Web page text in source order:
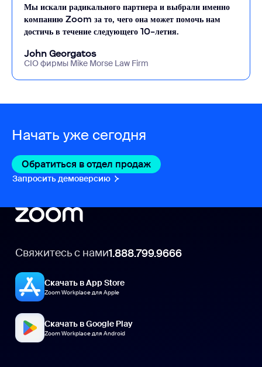
Мы искали радикального партнера и выбрали именно
компанию Zoom за то, чего она может помочь нам
достичь в течение следующего 10-летия.
John Georgatos
CIO фирмы Mike Morse Law Firm
Начать уже сегодня
Обратиться в отдел продаж Обратиться в отдел
Запросить демоверсию Запросить демоверсию
Свяжитесь с нами1.888.799.9666
Скачать в App Store
Zoom Workplace для Apple
Скачать в Google Play
Zoom Workplace для Android